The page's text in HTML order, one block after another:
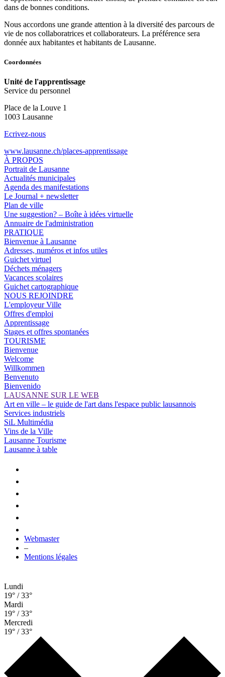
dans de bonnes conditions.
Nous accordons une grande attention à la diversité des parcours de
vie de nos collaboratrices et collaborateurs. La préférence sera
donnée aux habitantes et habitants de Lausanne.
Coordonnées
Unité de l'apprentissage
Service du personnel
Place de la Louve 1
1003 Lausanne
Ecrivez-nous
www.lausanne.ch/places-apprentissage
À PROPOS
Portrait de Lausanne
Actualités municipales
Agenda des manifestations
Le Journal + newsletter
Plan de ville
Une suggestion? – Boîte à idées virtuelle
Annuaire de l'administration
PRATIQUE
Bienvenue à Lausanne
Adresses, numéros et infos utiles
Guichet virtuel
Déchets ménagers
Vacances scolaires
Guichet cartographique
NOUS REJOINDRE
L'employeur Ville
Offres d'emploi
Apprentissage
Stages et offres spontanées
TOURISME
Bienvenue
Welcome
Willkommen
Benvenuto
Bienvenido
LAUSANNE SUR LE WEB
Art en ville – le guide de l'art dans l'espace public lausannois
Services industriels
SiL Multimédia
Vins de la Ville
Lausanne Tourisme
Lausanne à table
Webmaster
–
Mentions légales
Lundi
19° / 33°
Mardi
19° / 33°
Mercredi
19° / 33°